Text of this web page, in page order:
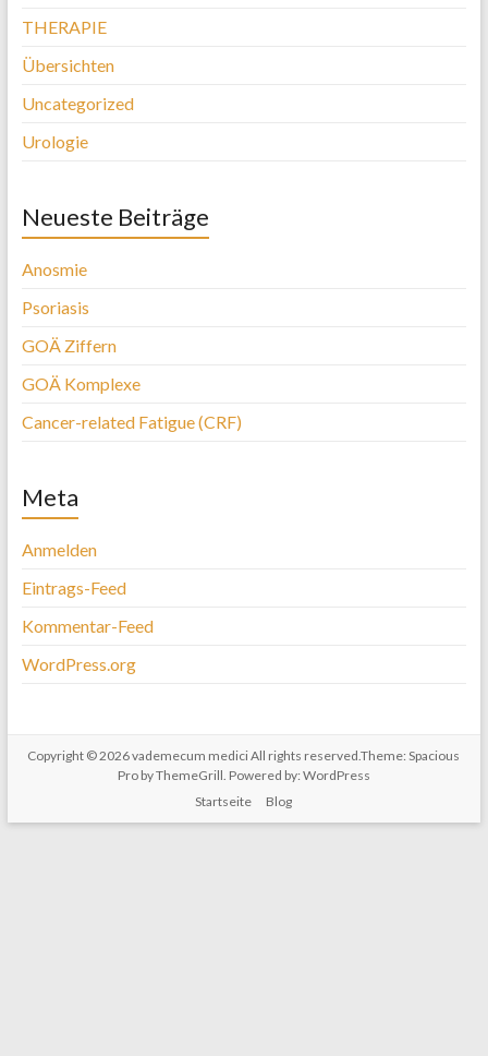
THERAPIE
Übersichten
Uncategorized
Urologie
Neueste Beiträge
Anosmie
Psoriasis
GOÄ Ziffern
GOÄ Komplexe
Cancer-related Fatigue (CRF)
Meta
Anmelden
Eintrags-Feed
Kommentar-Feed
WordPress.org
Copyright © 2026vademecum mediciAll rights reserved.Theme:Spacious
Proby ThemeGrill. Powered by: WordPress
Startseite
Blog